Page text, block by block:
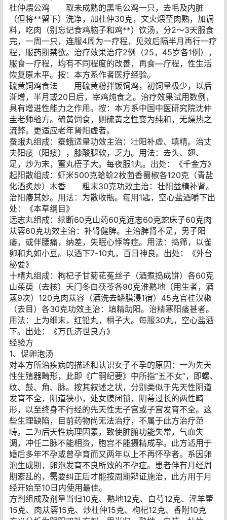
杜仲煨公鸡 取未成熟的黑毛公鸡一只，去毛及内脏
（但将**留下）洗净，加杜仲30克，文火煨至肉熟，加调
料，吃肉（别忘记食鸡脑子和鸡**）饮汤，分2～3天服食
完，一周一只，连服4周为一疗程，见效后隔半月再行一疗
程，服药期禁欲。治疗效果治疗2例（25，45岁各1例），
服食一疗程，均有不同程度的改善，再食—疗程，性生活
恢复原木平。按：本方系作者医疗经验。
硫黄饲鸡食法 用硫黄粉拌饭饲鸡，初饲量极少，以后
渐增，半月或20日后，宰鸡炖食之。治疗效果试用数例，
具有增进性能力之作用。按：本方系中国中医研究院沈仲
圭老师验方。硫黄饲食，则硫黄之性变为纯和，无燥热之
流弊。更适应老年肾阳虚者。
蚕蛾丸组成：蚕蛾适量功效主治：壮阳补虚、填精。治丈
夫阳痿（阳痿），膝酸腿软，乏力。用法：去头、翅、
足，炒为末，蜜丸梧子大。每夜服1丸。出处：《千金方》
起阳散组成：虾米500克蛤蚧2枚茴香蜀椒各120克（青盐
化酒炙炒）木香 粗末30克功效主治：壮阳益精补肾。
治阳痿其妙。用法：为散收瓶。每用1匙，空心盐酒嚼下出
处：《本草纲目》
远志丸组成：续断60克山药60克远志60克蛇床子60克肉
苁蓉60克功效主治：补肾健脾。主治脾肾不足，男子阳
痿，或伴腰痛，纳差，失眠心悸等症。用法：捣筛，以雀
卵和丸如小豆。以酒下7-10丸，百日神良。出处：《外台
秘要》
十精丸组成：枸杞子甘菊花菟丝子（酒煮捣成饼）各60克
山茱萸（去核）天门冬白茯苓各90克淮熟地（用生者，酒
蒸9次）120克肉苁容（酒洗去鳞膜浸1宿）45克官桂汉椒
（去目）各30克功效主治：填精助阳。治精寒阳痿甚者。
用法：上为细末，红铅丸，桐子大。每服30丸，空心盐酒
下。出处：《万氏济世良方》
经验方
1、促卵泡汤
对本方所治疾病的描述和认识女子不孕的原因：一为先天
性生殖器畸形，此即《广嗣纪要》中所指“五不女”，即螺、
纹、鼓、角、脉。按其叙述之状，分别类似于先天性阴道
发育不全，阴道狭小，处女膜闭锁，阴蒂过长的两性畸
形，以至终身不行经的先天性无子宫或子宫发育不全。这
些生理缺陷，目前药物尚无法治疗，不属于此方治疗范
畴。二为后天性病理因素，致使脏腑功能失常，气血失
调，冲任二脉不能相资，胞宫不能摄精成孕。此方适用于
婚后多年不孕或曾孕育而又两年以上不再怀孕者。系因卵
泡生成期，卵泡发育不良所致的不孕症。患者伴有月经周
期紊乱的，需要纠正后才能按周期辩证施治，此方用于月
经开始至10日内使用最佳。
方剂组成及剂量当归10克、熟地12克、白芍12克、淫羊藿
15克、肉苁蓉15克、炒杜仲15克、枸杞12克、香附10克